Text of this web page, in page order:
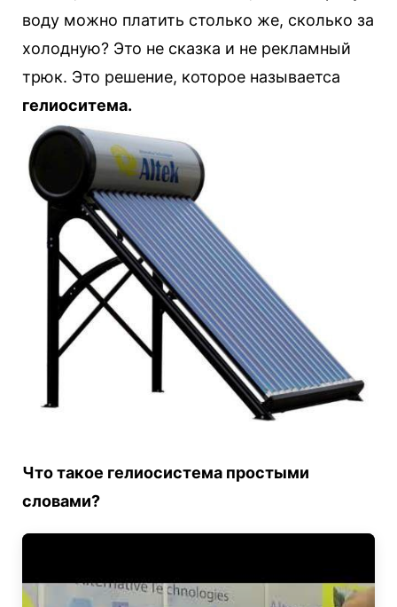
воду можно платить столько же, сколько за
холодную? Это не сказка и не рекламный
трюк. Это решение, которое называетса
гелиоситема.
Что такое гелиосистема простыми
словами?